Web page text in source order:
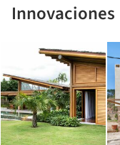
Innovaciones